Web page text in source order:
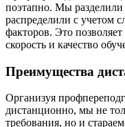
поэтапно. Мы
распределили с учетом
факторов. Это
скорость и качество
Преимущества
Организуя
дистанционно, мы не
требования, но и